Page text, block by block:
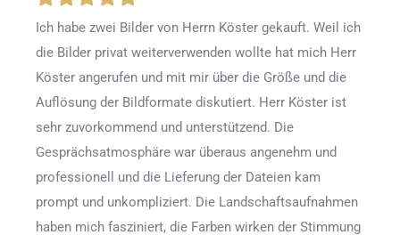
Ich habe zwei Bilder von Herrn Köster gekauft. Weil ich
die Bilder privat weiterverwenden wollte hat mich Herr
Köster angerufen und mit mir über die Größe und die
Auflösung der Bildformate diskutiert. Herr Köster ist
sehr zuvorkommend und unterstützend. Die
Gesprächsatmosphäre war überaus angenehm und
professionell und die Lieferung der Dateien kam
prompt und unkompliziert. Die Landschaftsaufnahmen
haben mich fasziniert, die Farben wirken der Stimmung